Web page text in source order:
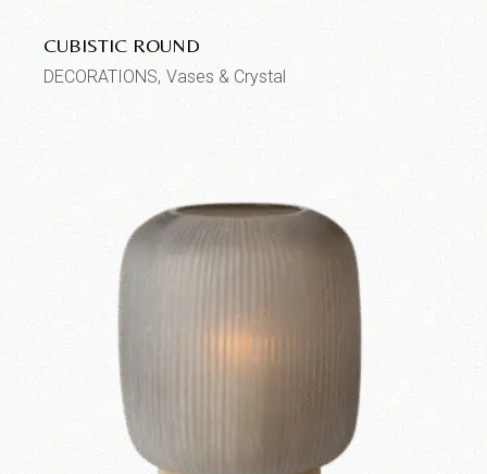
CUBISTIC ROUND
DECORATIONS Vases & Crystal